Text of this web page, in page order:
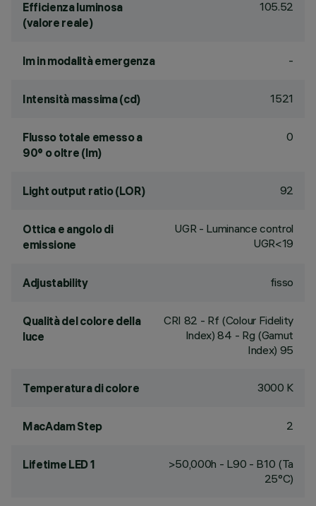
Efficienza luminosa
(valore reale)
105.52
lm in modalità emergenza -
Intensità massima (cd) 1521
Flusso totale emesso a
90° o oltre (lm)
0
Light output ratio (LOR) 92
Ottica e angolo di
emissione
UGR - Luminance control
UGR<19
Adjustability fisso
Qualità del colore della
luce
CRI 82 - Rf (Colour Fidelity
Index) 84 - Rg (Gamut
Index) 95
Temperatura di colore 3000 K
MacAdam Step 2
Lifetime LED 1
>50,000h - L90 - B10 (Ta
25°C)